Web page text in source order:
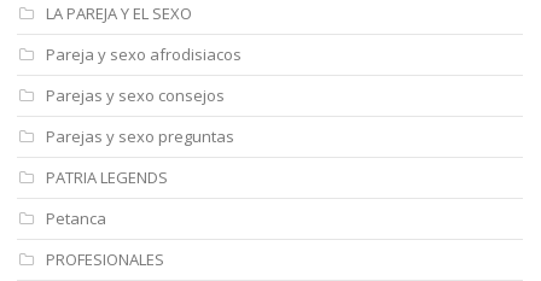
LA PAREJA Y EL SEXO
Pareja y sexo afrodisiacos
Parejas y sexo consejos
Parejas y sexo preguntas
PATRIA LEGENDS
Petanca
PROFESIONALES